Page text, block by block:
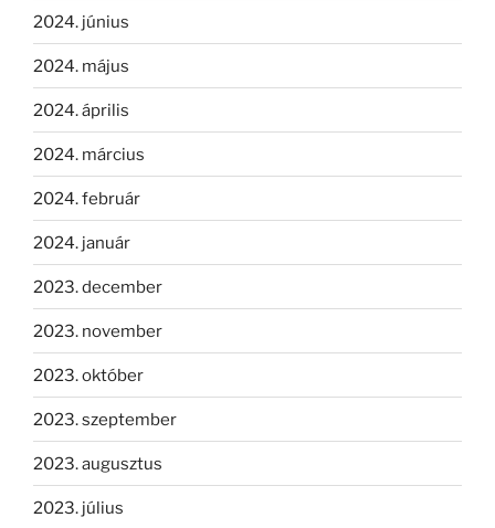
2024. június
2024. május
2024. április
2024. március
2024. február
2024. január
2023. december
2023. november
2023. október
2023. szeptember
2023. augusztus
2023. július